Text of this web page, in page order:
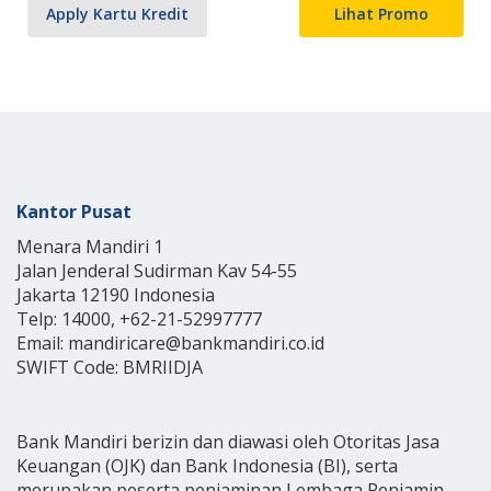
Apply Kartu Kredit Lihat Promo
Kantor Pusat
Menara Mandiri 1
Jalan Jenderal Sudirman Kav 54-55
Jakarta 12190 Indonesia
Telp: 14000, +62-21-52997777
Email: mandiricare@bankmandiri.co.id
SWIFT Code: BMRIIDJA
Bank Mandiri berizin dan diawasi oleh Otoritas Jasa
Keuangan (OJK) dan Bank Indonesia (BI), serta